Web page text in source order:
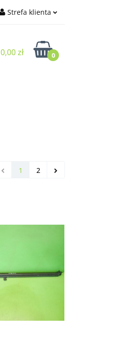
Strefa klienta
Zaloguj się
Zarejestruj się
0,00 zł 0
1 2